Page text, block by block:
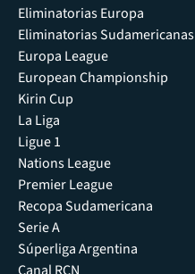
Eliminatorias Europa
Eliminatorias Sudamericanas
Europa League
European Championship
Kirin Cup
La Liga
Ligue 1
Nations League
Premier League
Recopa Sudamericana
Serie A
Súperliga Argentina